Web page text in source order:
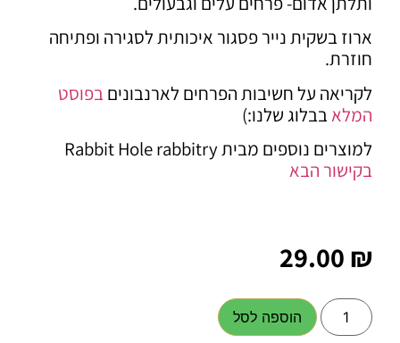
ארוז בשקית נייר פסגור איכותית לסגירה ופתיחה
חוזרת.
לקריאה על חשיבות הפרחים לארנבוניםבפוסט
המלאבבלוג שלנו:)
למוצרים נוספים מבית Rabbit Hole rabbitry
בקישור הבא
29.00 ₪
הוספה לסל